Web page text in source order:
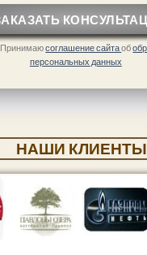
Принимаюсоглашение сайтаоб
персональных данных
НАШИ КЛИЕНТЫ